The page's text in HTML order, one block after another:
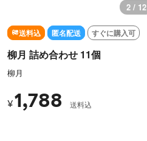
3 / 12
送料込 匿名配送 すぐに購入可
柳月 詰め合わせ 11個
柳月
¥1,788 送料込